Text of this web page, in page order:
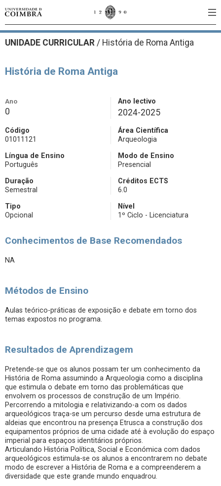
UNIDADE CURRICULAR / História de Roma Antiga
História de Roma Antiga
Ano
0
Ano lectivo
2024-2025
Código
01011121
Área Científica
Arqueologia
Língua de Ensino
Português
Modo de Ensino
Presencial
Duração
Semestral
Créditos ECTS
6.0
Tipo
Opcional
Nível
1º Ciclo - Licenciatura
Conhecimentos de Base Recomendados
NA
Métodos de Ensino
Aulas teórico-práticas de exposição e debate em torno dos
temas expostos no programa.
Resultados de Aprendizagem
Pretende-se que os alunos possam ter um conhecimento da
História de Roma assumindo a Arqueologia como a disciplina
que estimula o debate em torno das problemáticas que
envolvem os processos de construção de um Império.
Percorrendo a mitologia e relativizando-a com os dados
arqueológicos traça-se um percurso desde uma estrutura de
aldeias que encontrou na presença Etrusca a construção dos
equipamentos próprios de uma cidade até à evolução do espaço
imperial para espaços identitários próprios.
Articulando História Política, Social e Económica com dados
arqueológicos estimula-se os alunos a encontrarem no debate
modo de escrever a História de Roma e a compreenderem a
diversidade que este grande mundo enquadrou.